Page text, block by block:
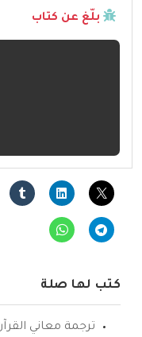
بلّغ عن كتاب
كتب لها صلة
ترجمة معاني